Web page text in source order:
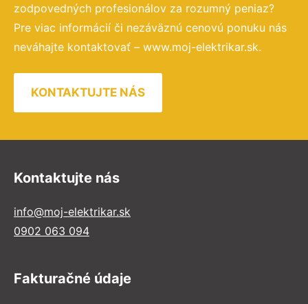
zodpovedných profesionálov za rozumný peniaz?
Pre viac informácií či nezáväznú cenovú ponuku nás
neváhajte kontaktovať – www.moj-elektrikar.sk.
KONTAKTUJTE NÁS
Kontaktujte nás
info@moj-elektrikar.sk
0902 063 094
Fakturačné údaje